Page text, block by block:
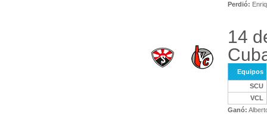
Perdió:
14
Equipos
SCU
VCL
Ganó: